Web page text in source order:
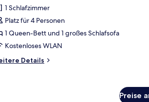
1 Schlafzimmer
Platz für 4 Personen
1 Queen-Bett und 1 großes Schlafsofa
Kostenloses WLAN
Details
Preise